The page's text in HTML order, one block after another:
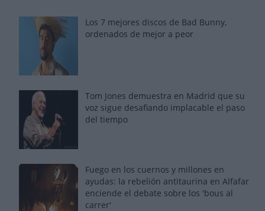
Los 7 mejores discos de Bad Bunny,
ordenados de mejor a peor
Tom Jones demuestra en Madrid que su
voz sigue desafiando implacable el paso
del tiempo
Fuego en los cuernos y millones en
ayudas: la rebelión antitaurina en Alfafar
enciende el debate sobre los 'bous al
carrer'